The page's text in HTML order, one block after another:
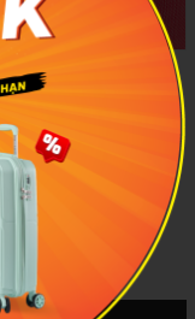
đặc biệt không